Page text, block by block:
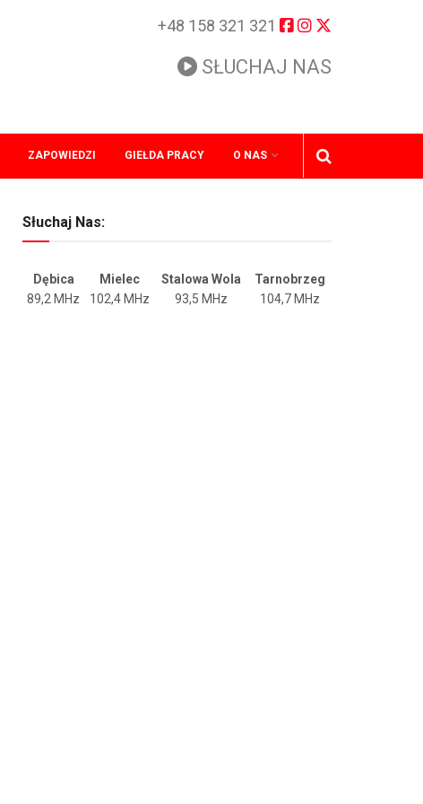
+48 158 321 321
SŁUCHAJ NAS
ZAPOWIEDZI GIEŁDA PRACY O NAS
Słuchaj Nas:
Dębica Mielec Stalowa Wola
Tarnobrzeg
89,2 MHz
102,4 MHz 93,5 MHz 104,7 MHz